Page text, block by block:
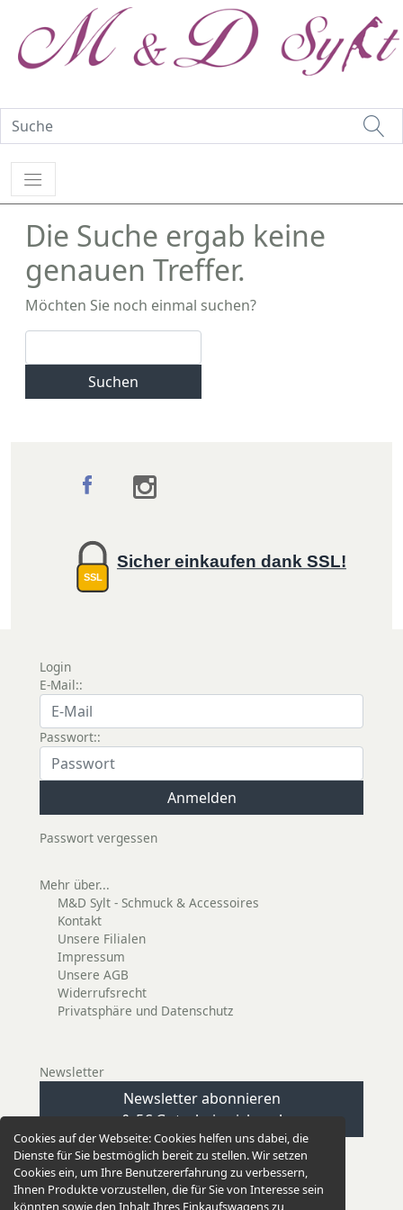
Cookies auf der Webseite:Cookies helfen uns dabei, die
Dienste für Sie bestmöglich bereit zu stellen. Wir setzen
Cookies ein, um Ihre Benutzererfahrung zu verbessern,
Ihnen Produkte vorzustellen, die für Sie von Interesse sein
Die Suche ergab keine
genauen Treffer.
Möchten Sie noch einmal suchen?
Suchen
SSL
Sicher einkaufen dank SSL!
Login
E-Mail::
Passwort::
Passwort vergessen
Mehr über...
M&D Sylt - Schmuck & Accessoires
Kontakt
Unsere Filialen
Impressum
Unsere AGB
Widerrufsrecht
Privatsphäre und Datenschutz
Newsletter
Newsletter abonnieren
& 5€ Gutschein sichern!